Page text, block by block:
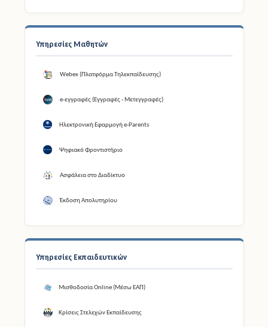
Υπηρεσίες Μαθητών
Webex (Πλατφόρμα Τηλεκπαίδευσης)
e-εγγραφές (Εγγραφές - Μετεγγραφές)
Ηλεκτρονική Εφαρμογή e-Parents
Ψηφιακό Φροντιστήριο
Ασφάλεια στο Διαδίκτυο
Έκδοση Απολυτηρίου
Υπηρεσίες Εκπαιδευτικών
Μισθοδοσία Online (Μέσω ΕΑΠ)
Κρίσεις Στελεχών Εκπαίδευσης